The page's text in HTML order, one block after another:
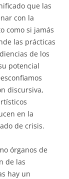
que las
con la
como si jamás
las prácticas
de los
potencial
discursiva,
en la
de crisis.
órganos de
de las
hay un